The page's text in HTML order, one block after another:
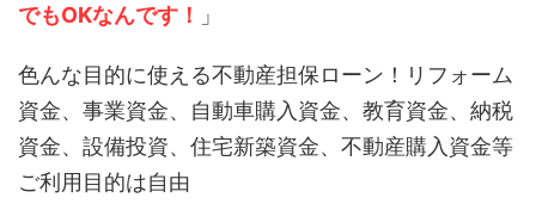
でもOKなんです！
」
色んな目的に使える不動産担保ローン！リフォーム
資金、事業資金、自動車購入資金、教育資金、納税
資金、設備投資、住宅新築資金、不動産購入資金等
ご利用目的は自由